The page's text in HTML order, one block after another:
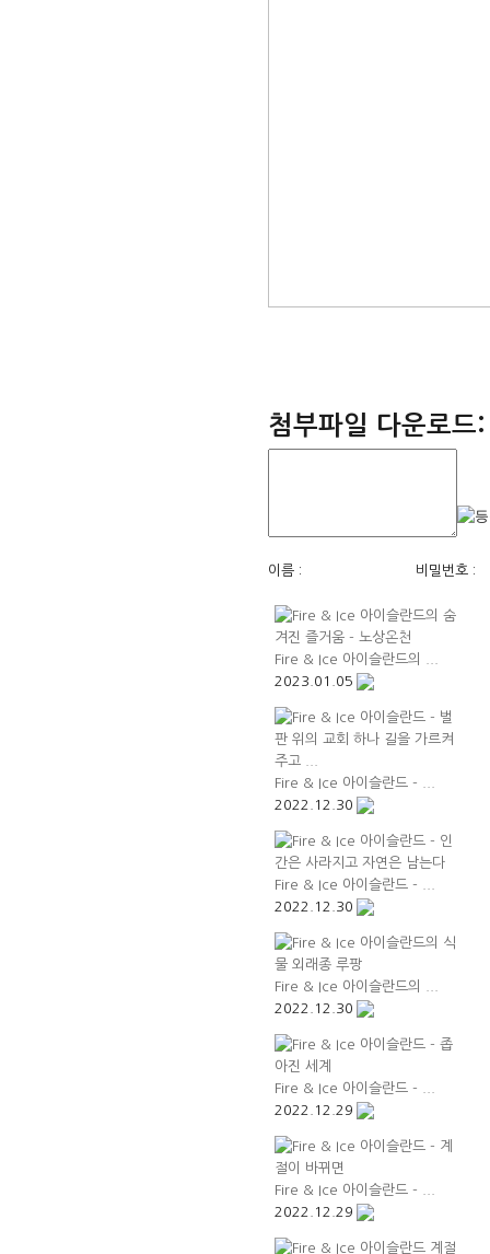
첨부파일 다운로드:
이름 : 비밀번호 :
Fire & Ice 아이슬란드의 ...
2023.01.05
Fire & Ice 아이슬란드 - ...
2022.12.30
Fire & Ice 아이슬란드 - ...
2022.12.30
Fire & Ice 아이슬란드의 ...
2022.12.30
Fire & Ice 아이슬란드 - ...
2022.12.29
Fire & Ice 아이슬란드 - ...
2022.12.29